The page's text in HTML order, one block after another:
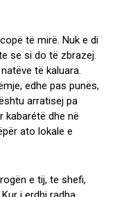
të mirë. Nuk e di
se si do të zbrazej.
të kaluara.
edhe pas punës,
arratisej pa
kabarétë dhe në
ato lokale e
e tij, te shefi,